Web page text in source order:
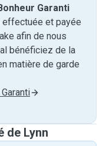
Garanti
effectuée et payée
afin de nous
bénéficiez de la
matière de garde
de Lynn